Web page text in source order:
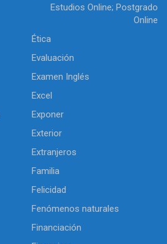
Estudios Online; Postgrado
Online
Ética
Evaluación
Examen Inglés
Excel
Exponer
Exterior
Extranjeros
Familia
Felicidad
Fenómenos naturales
Financiación